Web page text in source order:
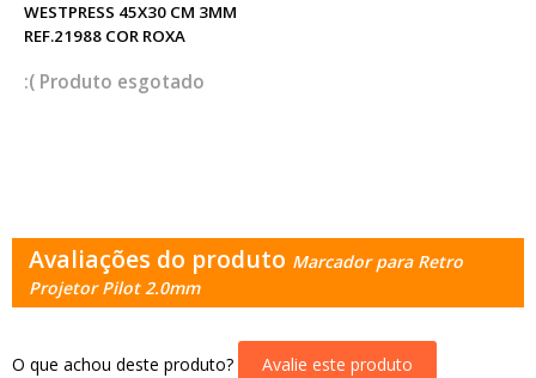
WESTPRESS 45X30 CM 3MM
REF.21988 COR ROXA
esgotado
Avaliações do produto Marcador para Retro
Projetor Pilot 2.0mm
O que achou deste produto? Avalie este produto